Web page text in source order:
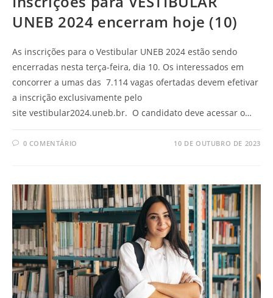
UNEB 2024 encerram hoje (10)
As inscrições para o Vestibular UNEB 2024 estão sendo
encerradas nesta terça-feira, dia 10. Os interessados em
concorrer a umas das 7.114 vagas ofertadas devem efetivar
a inscrição exclusivamente pelo
site vestibular2024.uneb.br. O candidato deve acessar o…
0 COMENTÁRIO 10 DE OUTUBRO DE 2023